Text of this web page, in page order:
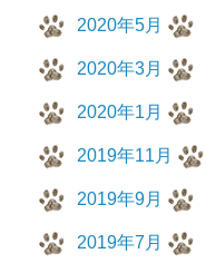
2020年5月
2020年3月
2020年1月
2019年11月
2019年9月
2019年7月